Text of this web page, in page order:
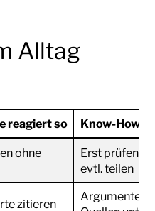
Alltag
reagiert so Know-How
ohne
Erst prüfen,
evtl. teilen
zitieren
Argumente